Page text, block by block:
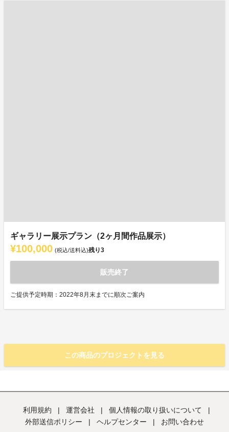
ギャラリー展示プラン（2ヶ月間作品展示）
¥100,000 (税込/送料込)残り3
販売終了
ご提供予定時期：2022年8月末までに順次ご案内
この商品のプロジェクトを見る
利用規約 | 運営会社 | 個人情報の取り扱いについて
|
外部送信ポリシー
| ヘルプセンター | お問い合わせ